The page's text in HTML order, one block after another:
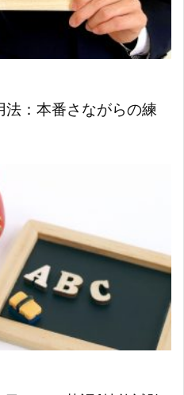
法：本番さながらの練